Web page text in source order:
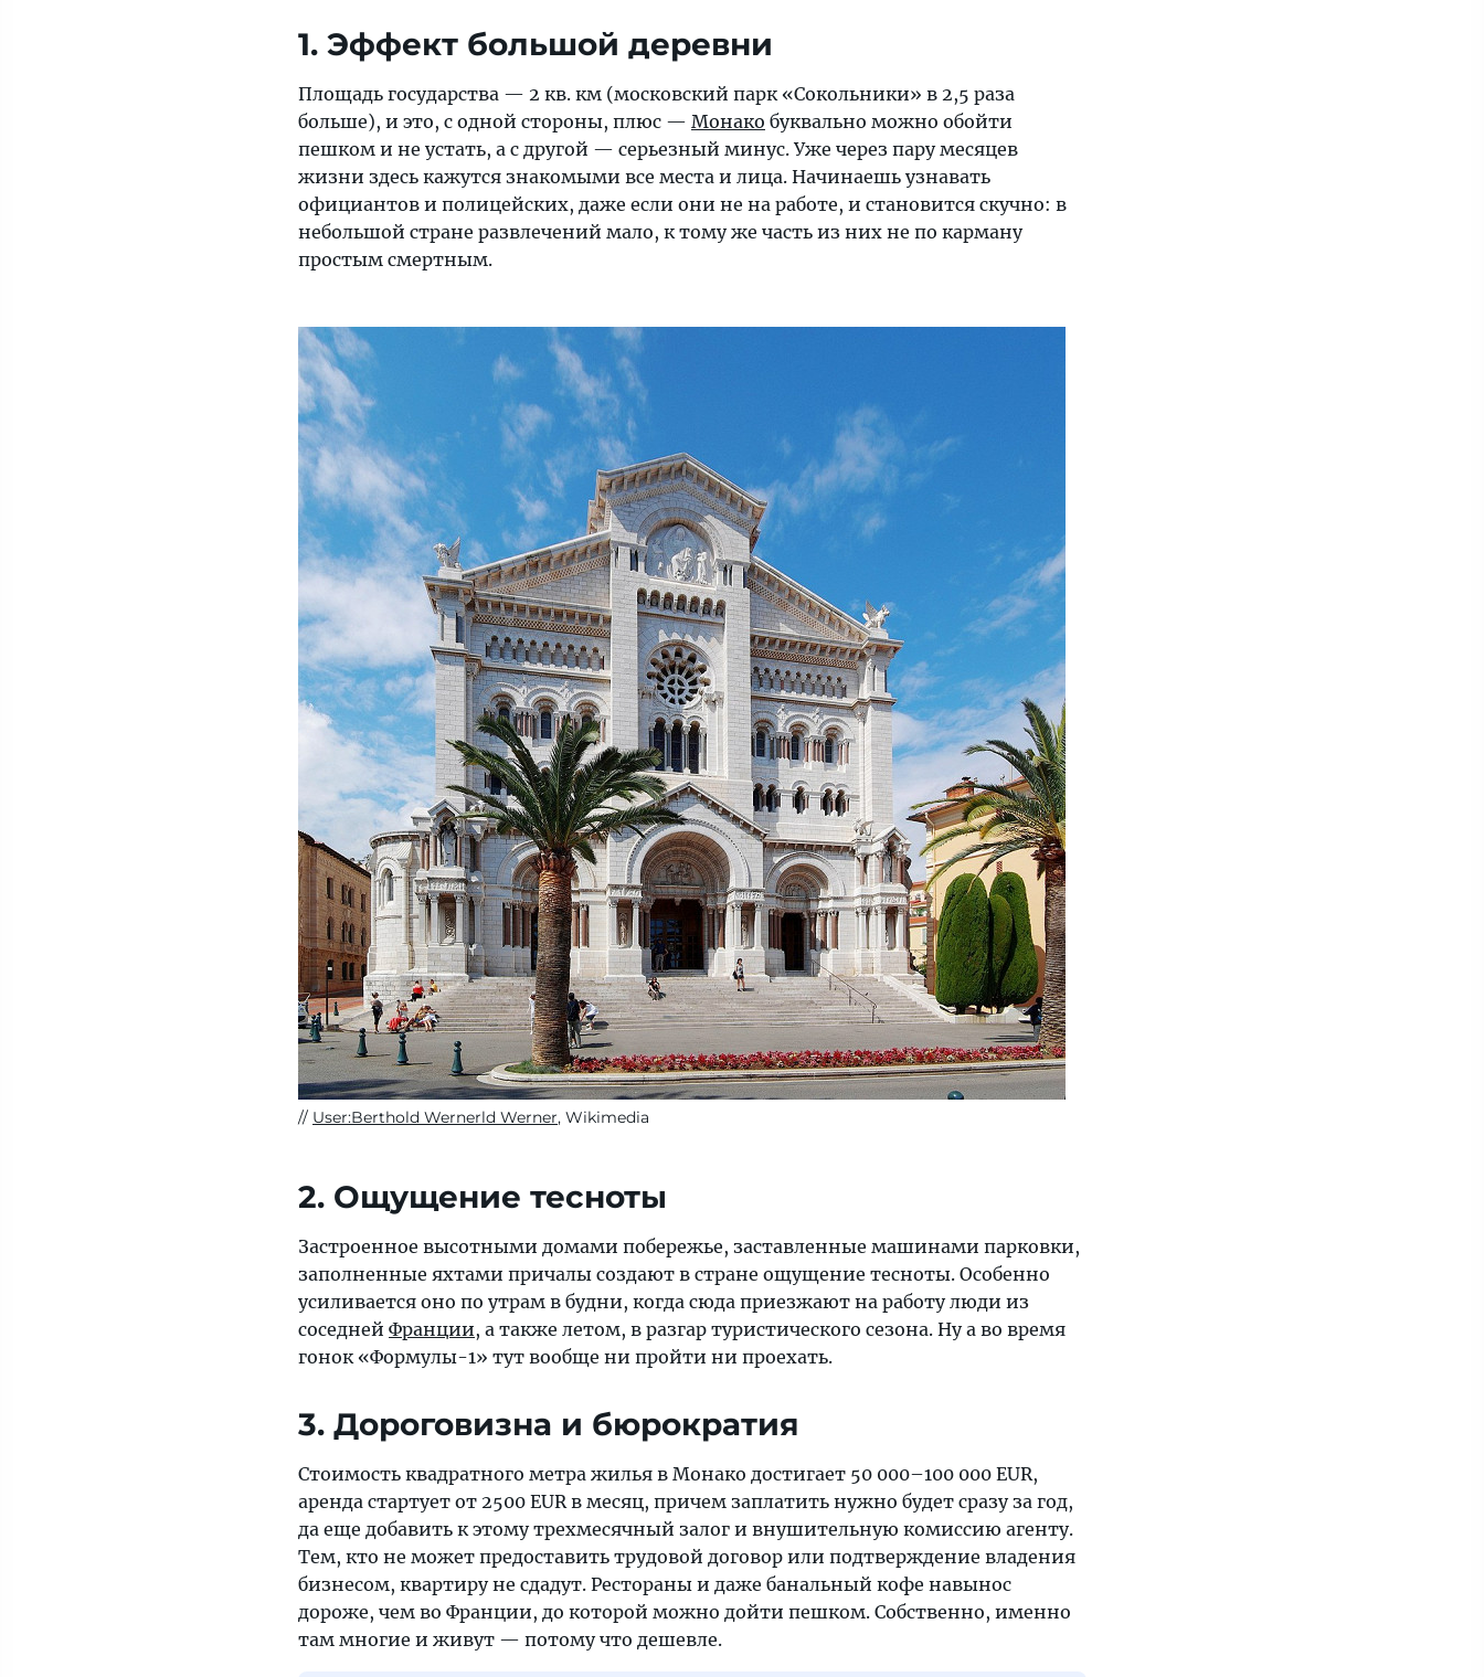
1. Эффект большой деревни
Площадь государства — 2 кв. км (московский парк «Сокольники» в 2,5 раза
больше), и это, с одной стороны, плюс — Монако буквально можно обойти
пешком и не устать, а с другой — серьезный минус. Уже через пару месяцев
жизни здесь кажутся знакомыми все места и лица. Начинаешь узнавать
официантов и полицейских, даже если они не на работе, и становится скучно: в
небольшой стране развлечений мало, к тому же часть из них не по карману
простым смертным.
User:Berthold Wernerld Werner, Wikimedia
2. Ощущение тесноты
Застроенное высотными домами побережье, заставленные машинами парковки,
заполненные яхтами причалы создают в стране ощущение тесноты. Особенно
усиливается оно по утрам в будни, когда сюда приезжают на работу люди из
соседней Франции, а также летом, в разгар туристического сезона. Ну а во время
гонок «Формулы-1» тут вообще ни пройти ни проехать.
3. Дороговизна и бюрократия
Стоимость квадратного метра жилья в Монако достигает 50 000–100 000 EUR,
аренда стартует от 2500 EUR в месяц, причем заплатить нужно будет сразу за год,
да еще добавить к этому трехмесячный залог и внушительную комиссию агенту.
Тем, кто не может предоставить трудовой договор или подтверждение владения
бизнесом, квартиру не сдадут. Рестораны и даже банальный кофе навынос
дороже, чем во Франции, до которой можно дойти пешком. Собственно, именно
там многие и живут — потому что дешевле.